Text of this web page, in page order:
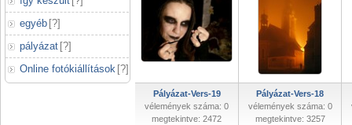
egyéb [?]
pályázat [?]
Online fotókiállítások [?]
Pályázat-Vers-19
vélemények száma: 0
megtekintve: 2472
Pályázat-Vers-18
vélemények száma: 0
megtekintve: 3257